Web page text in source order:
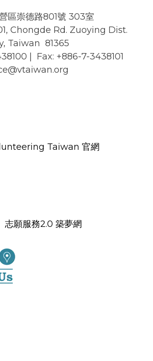
區崇德路801號 303室
Chongde Rd. Zuoying Dist.
Taiwan 81365
| Fax: +886-7-3438101
Taiwan 官網
志願服務2.0 築夢網